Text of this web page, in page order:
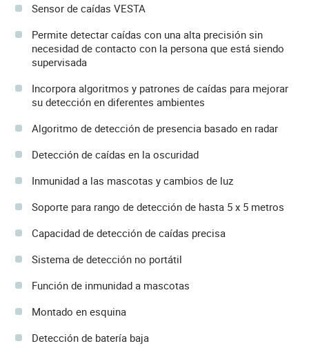
Sensor de caídas VESTA
Permite detectar caídas con una alta precisión sin
necesidad de contacto con la persona que está siendo
supervisada
Incorpora algoritmos y patrones de caídas para mejorar
su detección en diferentes ambientes
Algoritmo de detección de presencia basado en radar
Detección de caídas en la oscuridad
Inmunidad a las mascotas y cambios de luz
Soporte para rango de detección de hasta 5 x 5 metros
Capacidad de detección de caídas precisa
Sistema de detección no portátil
Función de inmunidad a mascotas
Montado en esquina
Detección de batería baja